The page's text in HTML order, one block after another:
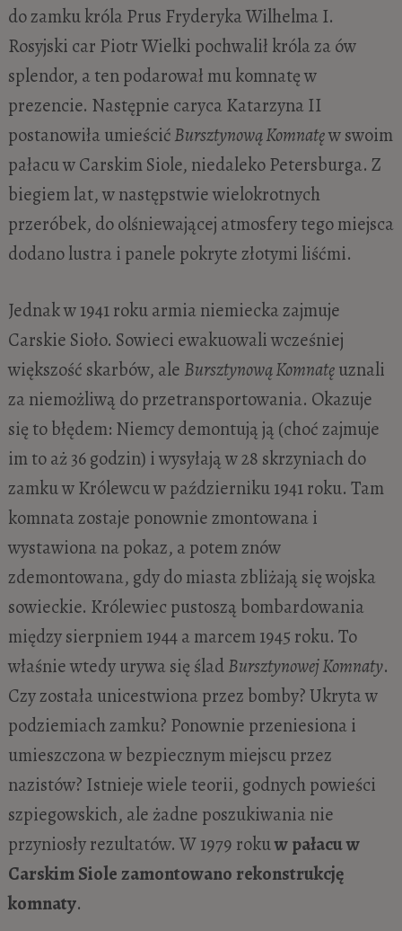
do zamku króla Prus Fryderyka Wilhelma I.
Rosyjski car Piotr Wielki pochwalił króla za ów
splendor, a ten podarował mu komnatę w
prezencie. Następnie caryca Katarzyna II
postanowiła umieścićBursztynową Komnatęw swoim
pałacu w Carskim Siole, niedaleko Petersburga. Z
biegiem lat, w następstwie wielokrotnych
przeróbek, do olśniewającej atmosfery tego miejsca
dodano lustra i panele pokryte złotymi liśćmi.
Jednak w 1941 roku armia niemiecka zajmuje
Carskie Sioło. Sowieci ewakuowali wcześniej
większość skarbów, ale Bursztynową Komnatęuznali
za niemożliwą do przetransportowania. Okazuje
się to błędem: Niemcy demontują ją (choć zajmuje
im to aż 36 godzin) i wysyłają w 28 skrzyniach do
zamku w Królewcu w październiku 1941 roku. Tam
komnata zostaje ponownie zmontowana i
wystawiona na pokaz, a potem znów
zdemontowana, gdy do miasta zbliżają się wojska
sowieckie. Królewiec pustoszą bombardowania
między sierpniem 1944 a marcem 1945 roku. To
właśnie wtedy urywa się śladBursztynowej Komnaty.
Czy została unicestwiona przez bomby? Ukryta w
podziemiach zamku? Ponownie przeniesiona i
umieszczona w bezpiecznym miejscu przez
nazistów? Istnieje wiele teorii, godnych powieści
szpiegowskich, ale żadne poszukiwania nie
przyniosły rezultatów. W 1979 rokuw pałacu w
Carskim Siole zamontowano rekonstrukcję
komnaty.